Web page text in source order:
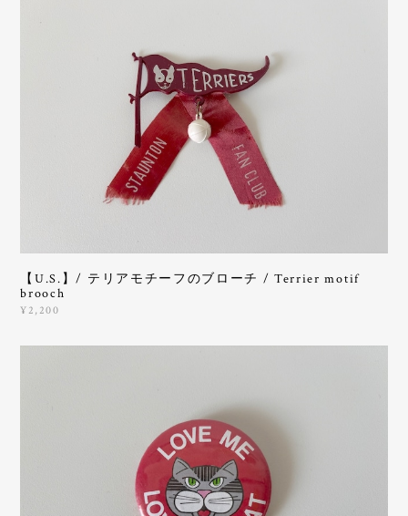
【U.S.】/ テリアモチーフのブローチ / Terrier motif
brooch
¥2,200